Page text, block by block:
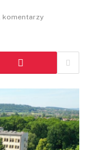
komentarzy